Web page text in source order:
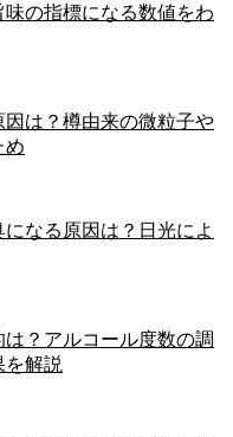
の指標になる数値をわ
は？樽由来の微粒子や
め
なる原因は？日光によ
？アルコール度数の調
を解説